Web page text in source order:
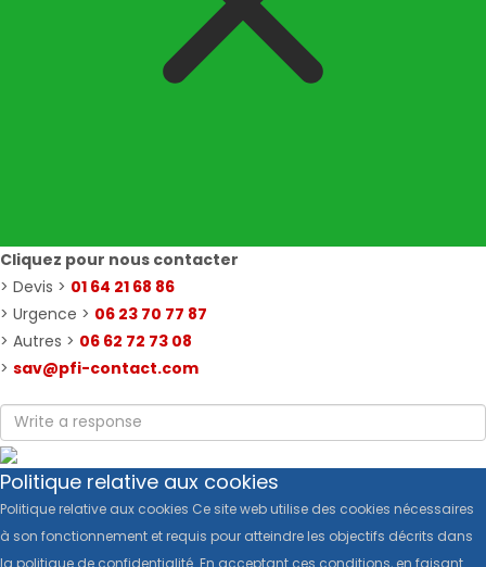
Cliquez pour nous contacter
> Devis > 01 64 21 68 86
> Urgence > 06 23 70 77 87
> Autres > 06 62 72 73 08
> sav@pfi-contact.com
Politique relative aux cookies
Politique relative aux cookies Ce site web utilise des cookies nécessaires
à son fonctionnement et requis pour atteindre les objectifs décrits dans
la politique de confidentialité. En acceptant ces conditions, en faisant